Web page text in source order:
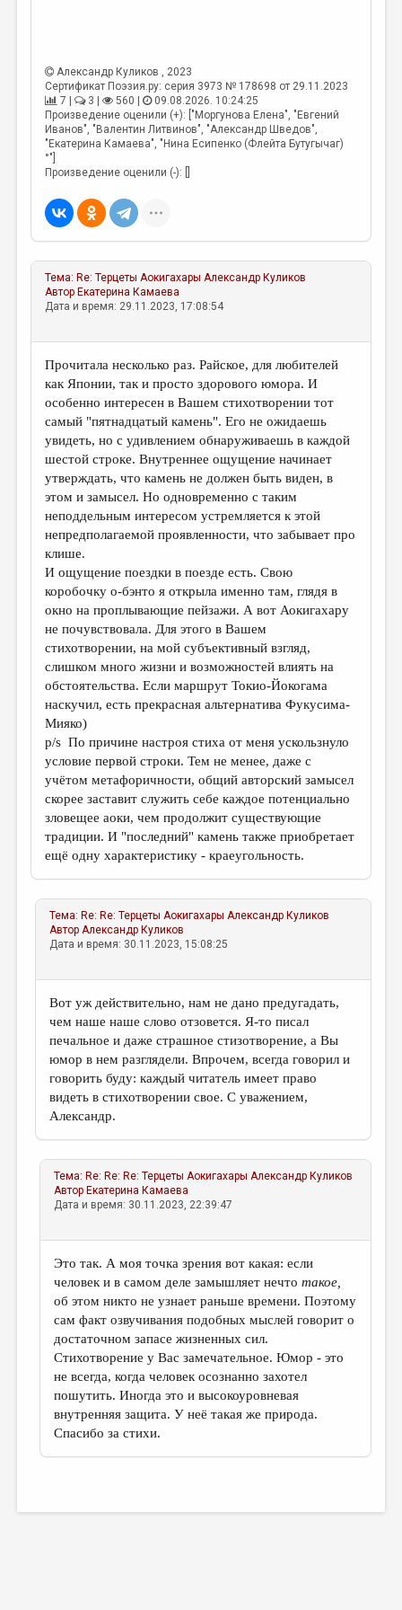
Александр Куликов , 2023
Сертификат Поэзия.ру: серия 3973 № 178698 от 29.11.2023
7 |
3 | 560 |
09.08.2026. 10:24:25
Произведение оценили (+): ["Моргунова Елена", "Евгений
Иванов", "Валентин Литвинов", "Александр Шведов",
"Екатерина Камаева", "Нина Есипенко (Флейта Бутугычаг)
°"]
Произведение оценили (-): []
Тема: Re: Терцеты Аокигахары Александр Куликов
Автор Екатерина Камаева
Дата и время: 29.11.2023, 17:08:54
Прочитала несколько раз. Райское, для любителей
как Японии, так и просто здорового юмора. И
особенно интересен в Вашем стихотворении тот
самый "пятнадцатый камень". Его не ожидаешь
увидеть, но с удивлением обнаруживаешь в каждой
шестой строке. Внутреннее ощущение начинает
утверждать, что камень не должен быть виден, в
этом и замысел. Но одновременно с таким
неподдельным интересом устремляется к этой
непредполагаемой проявленности, что забывает про
клише.
И ощущение поездки в поезде есть. Свою
коробочку о-бэнто я открыла именно там, глядя в
окно на проплывающие пейзажи. А вот Аокигахару
не почувствовала. Для этого в Вашем
стихотворении, на мой субъективный взгляд,
слишком много жизни и возможностей влиять на
обстоятельства. Если маршрут Токио-Йокогама
наскучил, есть прекрасная альтернатива Фукусима-
Мияко)
p/s По причине настроя стиха от меня ускользнуло
условие первой строки. Тем не менее, даже с
учётом метафоричности, общий авторский замысел
скорее заставит служить себе каждое потенциально
зловещее аоки, чем продолжит существующие
традиции. И "последний" камень также приобретает
ещё одну характеристику - краеугольность.
Тема: Re: Re: Терцеты Аокигахары Александр Куликов
АвторАлександр Куликов
Дата и время: 30.11.2023, 15:08:25
Вот уж действительно, нам не дано предугадать,
чем наше наше слово отзовется. Я-то писал
печальное и даже страшное стизотворение, а Вы
юмор в нем разглядели. Впрочем, всегда говорил и
говорить буду: каждый читатель имеет право
видеть в стихотворении свое. С уважением,
Александр.
Тема: Re: Re: Re: Терцеты Аокигахары Александр Куликов
Автор Екатерина Камаева
Дата и время: 30.11.2023, 22:39:47
Это так. А моя точка зрения вот какая: если
человек и в самом деле замышляет нечтотакое,
об этом никто не узнает раньше времени. Поэтому
сам факт озвучивания подобных мыслей говорит о
достаточном запасе жизненных сил.
Стихотворение у Вас замечательное. Юмор - это
не всегда, когда человек осознанно захотел
пошутить. Иногда это и высокоуровневая
внутренняя защита. У неё такая же природа.
Спасибо за стихи.